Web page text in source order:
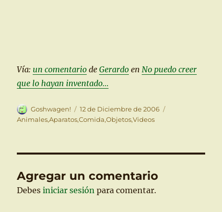
Vía: un comentario deGerardo enNo puedo creer
que lo hayan inventado…
Autor
Goshwagen!
Publicado
el
12 de Diciembre de 2006
Animales,Aparatos,Comida,Objetos,Videos
Agregar un comentario
Debesiniciar sesión para comentar.